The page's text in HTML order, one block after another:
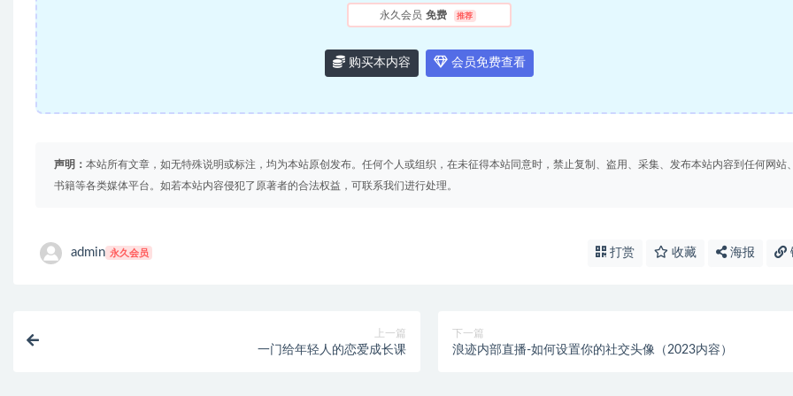
永久会员 免费 推荐
购买本内容 会员免费查看
声明： 本站所有文章，如无特殊说明或标注，均为本站原创发布。任何个人或组织，在未征得本站同意时，禁止复制、盗用、采集、发布本站内容到任何网站
书籍等各类媒体平台。如若本站内容侵犯了原著者的合法权益，可联系我们进行处理。
admin 永久会员 打赏 收藏 海报
上一篇
一门给年轻人的恋爱成长课
下一篇
浪迹内部直播-如何设置你的社交头像（2023内容）